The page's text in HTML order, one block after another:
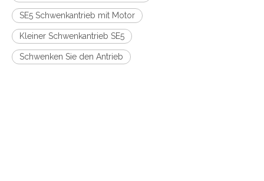
SE5 Schwenkantrieb mit Motor
Kleiner Schwenkantrieb SE5
Schwenken Sie den Antrieb